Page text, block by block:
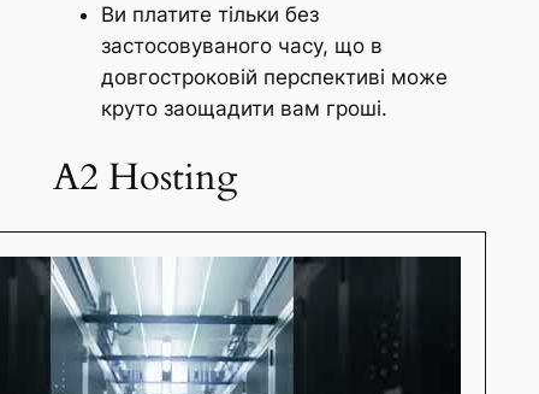
Ви платите тільки без
застосовуваного часу, що в
довгостроковій перспективі може
круто заощадити вам гроші.
A2 Hosting